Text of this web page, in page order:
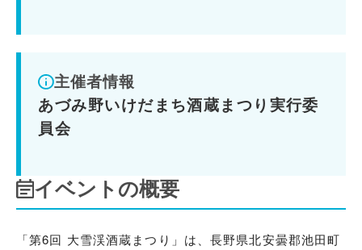
主催者情報
あづみ野いけだまち酒蔵まつり実行委
員会
イベントの概要
「第6回 大雪渓酒蔵まつり」は、長野県北安曇郡池田町